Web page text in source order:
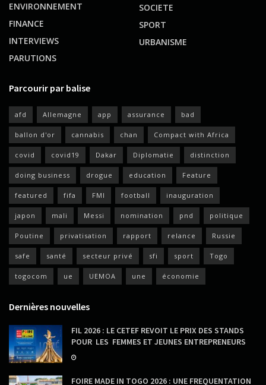
ENVIRONNEMENT
FINANCE
INTERVIEWS
PARUTIONS
SOCIETE
SPORT
URBANISME
Parcourir par balise
afd Allemagne app assurance bad
ballon d'or cannabis chan Compact with Africa
covid covid19 Dakar Diplomatie distinction
doing business drogue education Feature
featured fifa FMI football inauguration
japon mali Messi nomination pnd politique
Poutine privatisation rapport relance Russie
safe santé secteur privé sfi sport Togo
togocom ue UEMOA une économie
Dernières nouvelles
FIL 2026 : LE CETEF REVOIT LE PRIX DES STANDS
POUR LES FEMMES ET JEUNES ENTREPRENEURS
FOIRE MADE IN TOGO 2026 : UNE FREQUENTATION